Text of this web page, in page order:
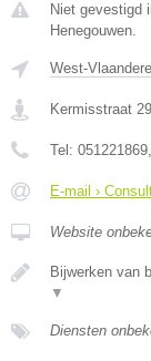
Niet gevestigd
Henegouwen.
West-
Kermisstraat 29
Tel: 051221869
E-mail ›
Website
Bijwerken van
▼
Diensten